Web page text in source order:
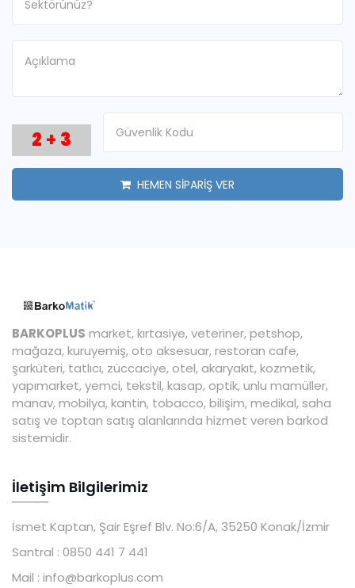
2 + 3
HEMEN SİPARİŞ VER
BARKOPLUS market, kırtasiye, veteriner, petshop,
mağaza, kuruyemiş, oto aksesuar, restoran cafe,
şarküteri, tatlıcı, züccaciye, otel, akaryakıt, kozmetik,
yapımarket, yemci, tekstil, kasap, optik, unlu mamüller,
manav, mobilya, kantin, tobacco, bilişim, medikal, saha
satış ve toptan satış alanlarında hizmet veren barkod
sistemidir.
İletişim Bilgilerimiz
İsmet Kaptan, Şair Eşref Blv. No:6/A, 35250 Konak/İzmir
Santral : 0850 441 7 441
Mail : info@barkoplus.com